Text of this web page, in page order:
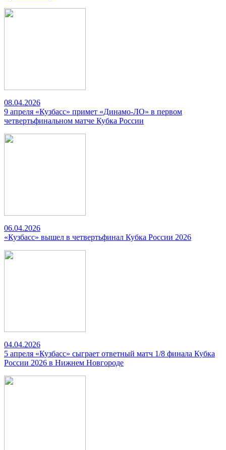
08.04.2026
9 апреля «Кузбасс» примет «Динамо-ЛО» в первом
четвертьфинальном матче Кубка России
06.04.2026
«Кузбасс» вышел в четвертьфинал Кубка России 2026
04.04.2026
5 апреля «Кузбасс» сыграет ответный матч 1/8 финала Кубка
России 2026 в Нижнем Новгороде